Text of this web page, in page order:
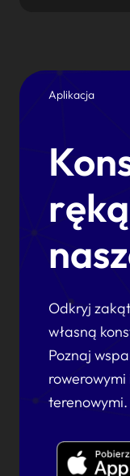
Aplikacja
Odkryj
własną
Poznaj
terenowymi.